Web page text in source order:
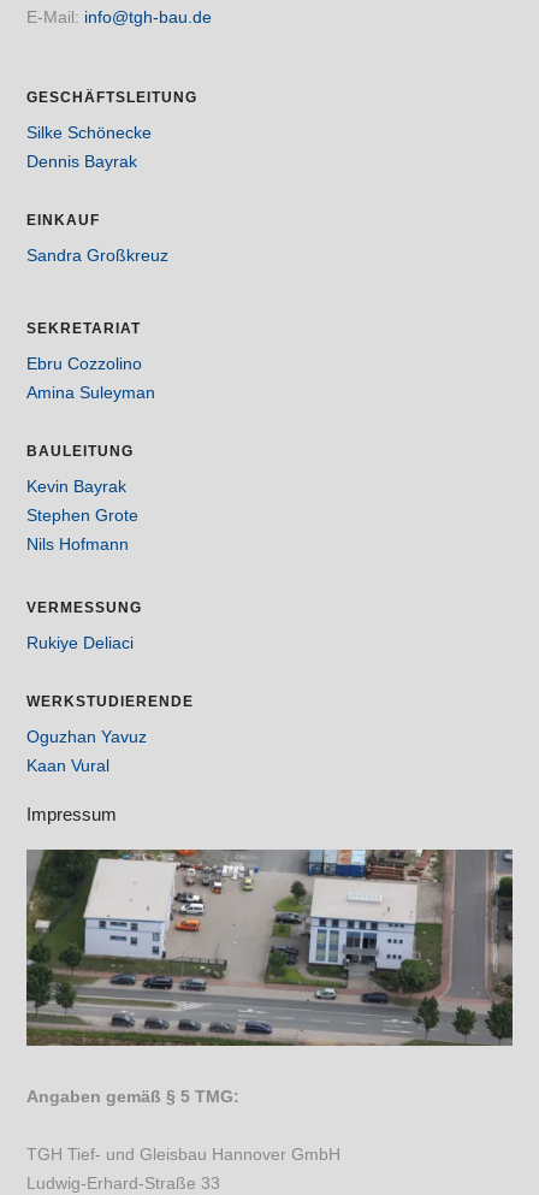
E-Mail: info@tgh-bau.de
GESCHÄFTSLEITUNG
Silke Schönecke
Dennis Bayrak
EINKAUF
Sandra Großkreuz
SEKRETARIAT
Ebru Cozzolino
Amina Suleyman
BAULEITUNG
Kevin Bayrak
Stephen Grote
Nils Hofmann
VERMESSUNG
Rukiye Deliaci
WERKSTUDIERENDE
Oguzhan Yavuz
Kaan Vural
Impressum
Angaben gemäß § 5 TMG:
TGH Tief- und Gleisbau Hannover GmbH
Ludwig-Erhard-Straße 33